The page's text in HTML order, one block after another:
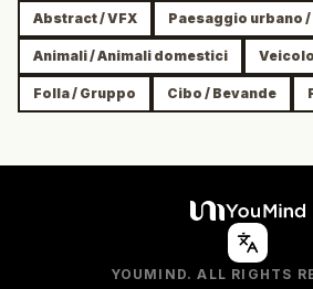
Abstract / VFX Paesaggio urbano /
Animali / Animali domestici Veicolo
Folla / Gruppo Cibo / Bevande
YOUMIND. ALL RIGHTS